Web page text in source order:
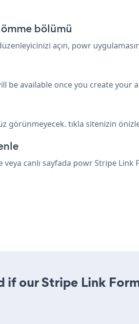
bölümü
açın, powr
be available once you create your
görünmeyecek. tıkla sitenizin
veya canlı sayfada powr Stripe
if our Stripe Link